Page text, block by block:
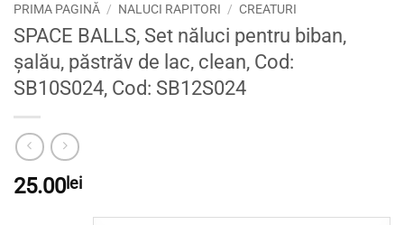
PRIMA PAGINĂ / NALUCI RAPITORI / CREATURI
SPACE BALLS, Set năluci pentru biban,
șalău, păstrăv de lac, clean, Cod:
SB10S024, Cod: SB12S024
25.00lei